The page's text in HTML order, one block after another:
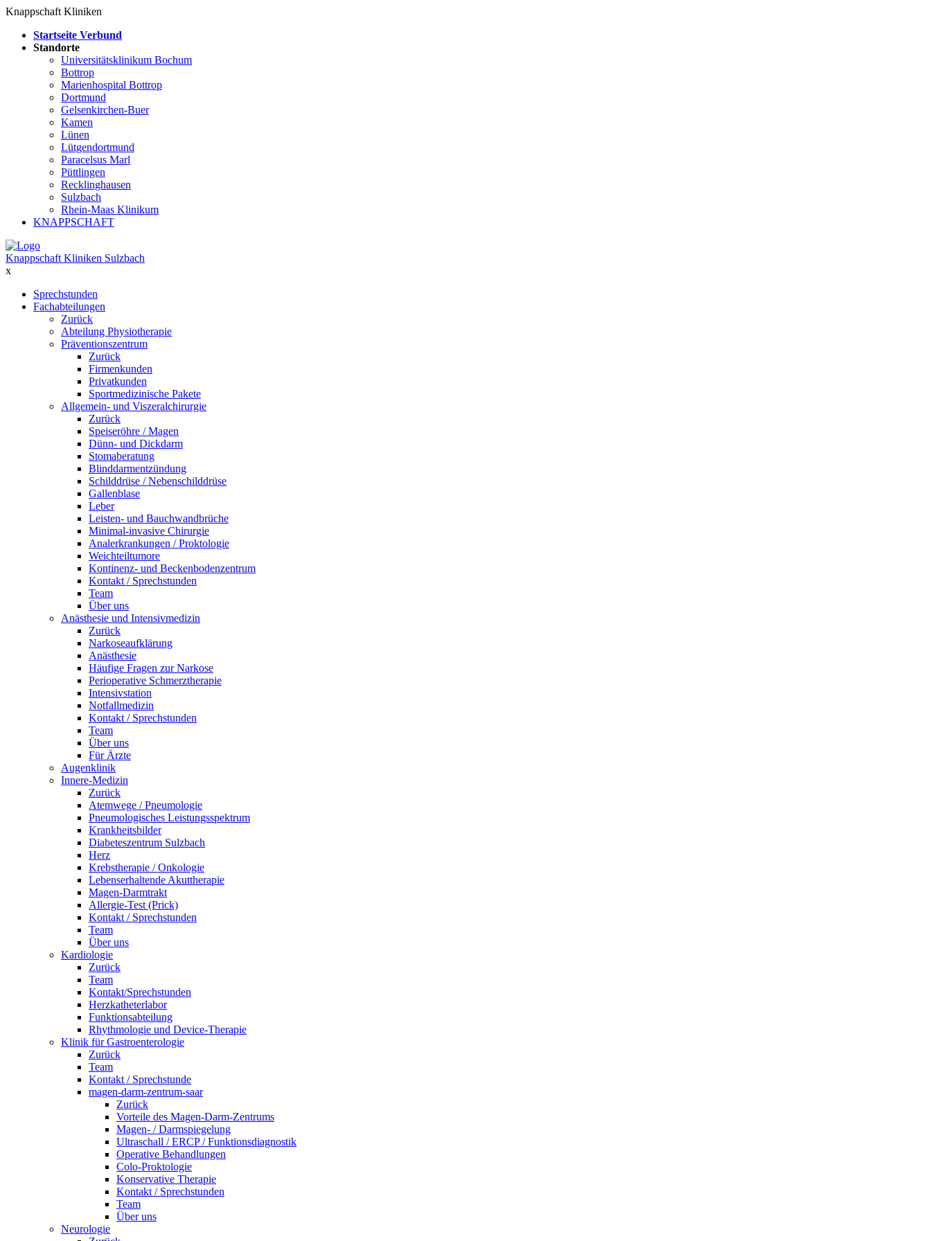
Knappschaft Kliniken
Startseite Verbund
Standorte
Universitätsklinikum Bochum
Bottrop
Marienhospital Bottrop
Dortmund
Gelsenkirchen-Buer
Kamen
Lünen
Lütgendortmund
Paracelsus Marl
Püttlingen
Recklinghausen
Sulzbach
Rhein-Maas Klinikum
KNAPPSCHAFT
Knappschaft Kliniken Sulzbach
x
Sprechstunden
Fachabteilungen
Zurück
Abteilung Physiotherapie
Präventionszentrum
Zurück
Firmenkunden
Privatkunden
Sportmedizinische Pakete
Allgemein- und Viszeralchirurgie
Zurück
Speiseröhre / Magen
Dünn- und Dickdarm
Stomaberatung
Blinddarmentzündung
Schilddrüse / Nebenschilddrüse
Gallenblase
Leber
Leisten- und Bauchwandbrüche
Minimal-invasive Chirurgie
Analerkrankungen / Proktologie
Weichteiltumore
Kontinenz- und Beckenbodenzentrum
Kontakt / Sprechstunden
Team
Über uns
Anästhesie und Intensivmedizin
Zurück
Narkoseaufklärung
Anästhesie
Häufige Fragen zur Narkose
Perioperative Schmerztherapie
Intensivstation
Notfallmedizin
Kontakt / Sprechstunden
Team
Über uns
Für Ärzte
Augenklinik
Innere-Medizin
Zurück
Atemwege / Pneumologie
Pneumologisches Leistungsspektrum
Krankheitsbilder
Diabeteszentrum Sulzbach
Herz
Krebstherapie / Onkologie
Lebenserhaltende Akuttherapie
Magen-Darmtrakt
Allergie-Test (Prick)
Kontakt / Sprechstunden
Team
Über uns
Kardiologie
Zurück
Team
Kontakt/Sprechstunden
Herzkatheterlabor
Funktionsabteilung
Rhythmologie und Device-Therapie
Klinik für Gastroenterologie
Zurück
Team
Kontakt / Sprechstunde
magen-darm-zentrum-saar
Zurück
Vorteile des Magen-Darm-Zentrums
Magen- / Darmspiegelung
Ultraschall / ERCP / Funktionsdiagnostik
Operative Behandlungen
Colo-Proktologie
Konservative Therapie
Kontakt / Sprechstunden
Team
Über uns
Neurologie